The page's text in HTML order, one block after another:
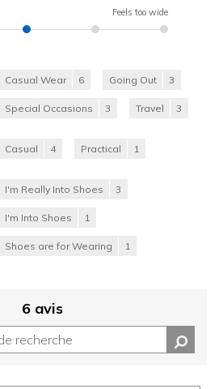
Feels too wide
Casual Wear 6 Going Out 3
Special Occasions 3 Travel 3
Casual 4 Practical 1
I'm Really Into Shoes 3
I'm Into Shoes 1
Shoes are for Wearing 1
6 avis